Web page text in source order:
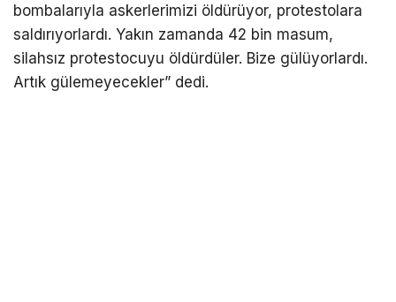
bombalarıyla askerlerimizi öldürüyor, protestolara
saldırıyorlardı. Yakın zamanda 42 bin masum,
silahsız protestocuyu öldürdüler. Bize gülüyorlardı.
Artık gülemeyecekler” dedi.